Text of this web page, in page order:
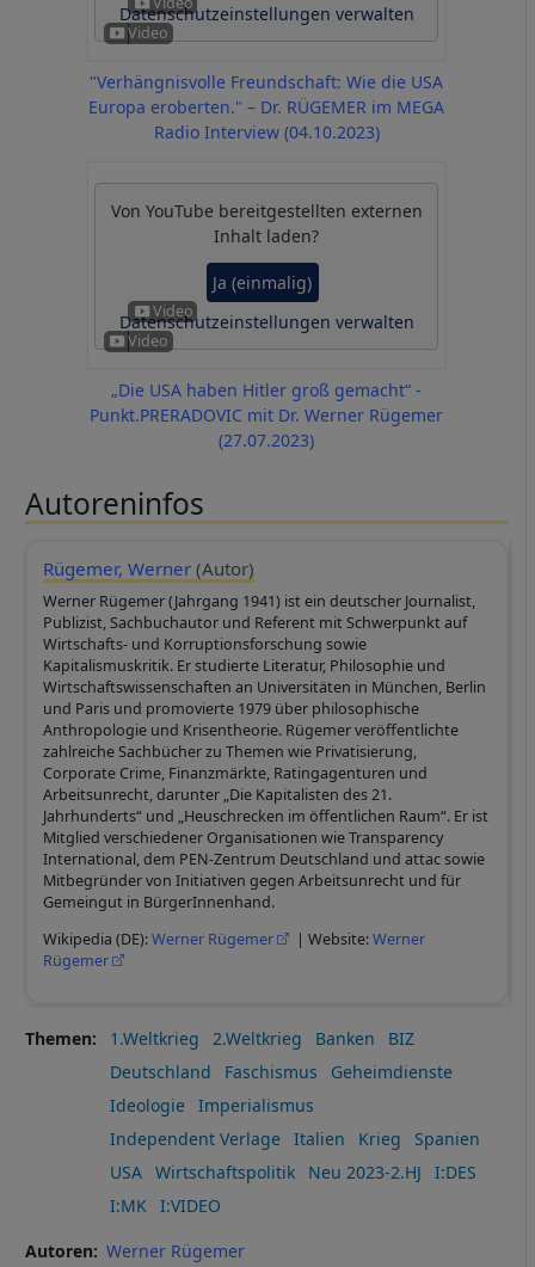
Datenschutzeinstellungen verwalten
"Verhängnisvolle Freundschaft: Wie die USA
Europa eroberten." – Dr. RÜGEMER im MEGA
Radio Interview (04.10.2023)
Von YouTube bereitgestellten externen
Inhalt laden?
Ja (einmalig)
Datenschutzeinstellungen verwalten
„Die USA haben Hitler groß gemacht“ -
Punkt.PRERADOVIC mit Dr. Werner Rügemer
(27.07.2023)
Autoreninfos
Rügemer, Werner (Autor)
Werner Rügemer (Jahrgang 1941) ist ein deutscher Journalist,
Publizist, Sachbuchautor und Referent mit Schwerpunkt auf
Wirtschafts- und Korruptionsforschung sowie
Kapitalismuskritik. Er studierte Literatur, Philosophie und
Wirtschaftswissenschaften an Universitäten in München, Berlin
und Paris und promovierte 1979 über philosophische
Anthropologie und Krisentheorie. Rügemer veröffentlichte
zahlreiche Sachbücher zu Themen wie Privatisierung,
Corporate Crime, Finanzmärkte, Ratingagenturen und
Arbeitsunrecht, darunter „Die Kapitalisten des 21.
Jahrhunderts“ und „Heuschrecken im öffentlichen Raum“. Er ist
Mitglied verschiedener Organisationen wie Transparency
International, dem PEN-Zentrum Deutschland und attac sowie
Mitbegründer von Initiativen gegen Arbeitsunrecht und für
Gemeingut in BürgerInnenhand.
Wikipedia (DE):Werner Rügemer | Website:Werner
Rügemer
Themen 1.Weltkrieg 2.Weltkrieg Banken
BIZ
Deutschland
Faschismus
Geheimdienste
Ideologie
Imperialismus
Independent Verlage
Italien Krieg
Spanien
USA
Wirtschaftspolitik Neu 2023-2.HJ
I:DES
I:MK
I:VIDEO
Autoren
Werner Rügemer